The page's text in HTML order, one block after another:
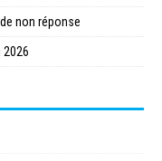
non réponse
2026